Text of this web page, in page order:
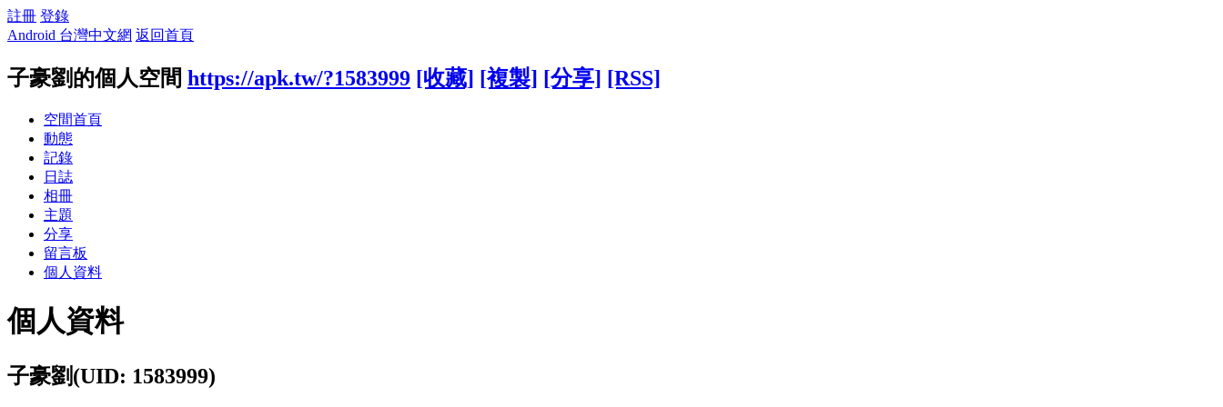
註冊 登錄
Android 台灣中文網 返回首頁
子豪劉的個人空間 https://apk.tw/?1583999 [收藏] [複製] [分享] [RSS]
空間首頁
動態
記錄
日誌
相冊
主題
分享
留言板
個人資料
個人資料
子豪劉(UID: 1583999)